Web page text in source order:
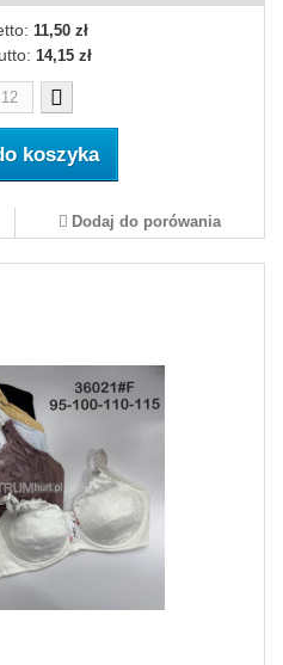
11,50 zł
14,15 zł
koszyka
Dodaj do porówania